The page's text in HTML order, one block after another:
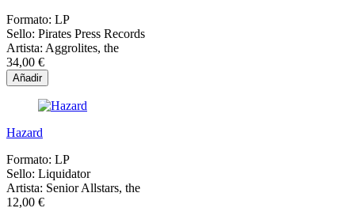
Formato: LP
Sello: Pirates Press Records
Artista: Aggrolites, the
34,00 €
Añadir
Hazard
Formato: LP
Sello: Liquidator
Artista: Senior Allstars, the
12,00 €